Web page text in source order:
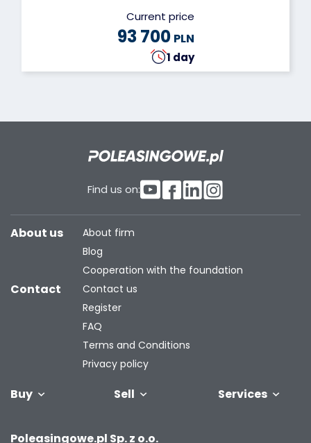
Current price
93 700 PLN
1 day
Find us on:
Buy Sell
your fleet
Services
About us
About firm
Blog
Cooperation with the foundation
Contact
Contact us
Register
FAQ
Terms and Conditions
Privacy policy
Poleasingowe.pl Sp. z o.o.